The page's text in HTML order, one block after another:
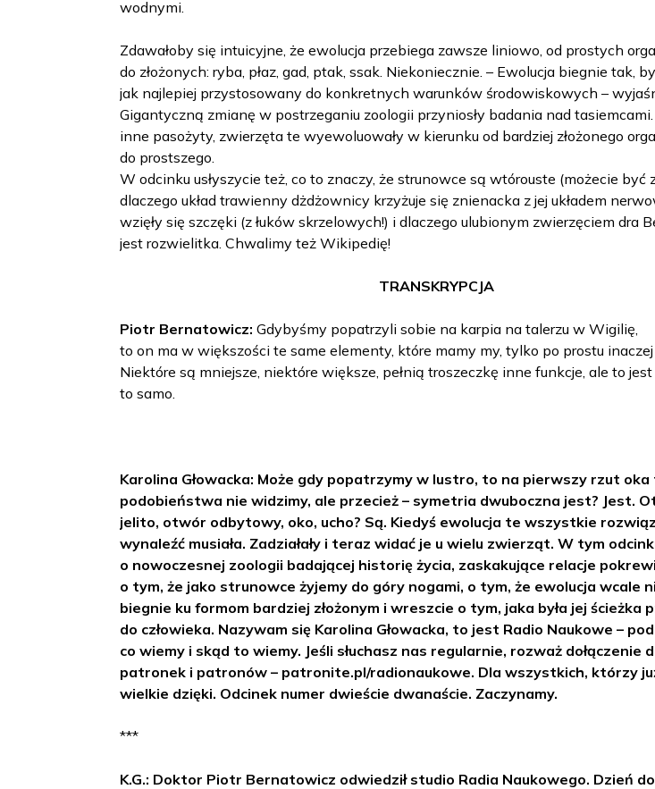
wodnymi.
Zdawałoby się intuicyjne, że ewolucja przebiega zawsze liniowo, od prostych
do złożonych: ryba, płaz, gad, ptak, ssak. Niekoniecznie. – Ewolucja biegnie tak,
jak najlepiej przystosowany do konkretnych warunków środowiskowych –
Gigantyczną zmianę w postrzeganiu zoologii przyniosły badania nad
inne pasożyty, zwierzęta te wyewoluowały w kierunku od bardziej złożonego
do prostszego.
W odcinku usłyszycie też, co to znaczy, że strunowce są wtórouste (możecie być
dlaczego układ trawienny dżdżownicy krzyżuje się znienacka z jej układem
wzięły się szczęki (z łuków skrzelowych!) i dlaczego ulubionym zwierzęciem dra
jest rozwielitka. Chwalimy też Wikipedię!
TRANSKRYPCJA
Piotr Bernatowicz: Gdybyśmy popatrzyli sobie na karpia na talerzu w Wigilię,
to on ma w większości te same elementy, które mamy my, tylko po prostu inaczej
Niektóre są mniejsze, niektóre większe, pełnią troszeczkę inne funkcje, ale to
to samo.
Karolina Głowacka: Może gdy popatrzymy w lustro, to na pierwszy rzut oka
podobieństwa nie widzimy, ale przecież – symetria dwuboczna jest? Jest.
jelito, otwór odbytowy, oko, ucho? Są. Kiedyś ewolucja te wszystkie
wynaleźć musiała. Zadziałały i teraz widać je u wielu zwierząt. W tym
o nowoczesnej zoologii badającej historię życia, zaskakujące relacje
o tym, że jako strunowce żyjemy do góry nogami, o tym, że ewolucja wcale
biegnie ku formom bardziej złożonym i wreszcie o tym, jaka była jej ścieżka
do człowieka. Nazywam się Karolina Głowacka, to jest Radio Naukowe –
co wiemy i skąd to wiemy. Jeśli słuchasz nas regularnie, rozważ dołączenie
patronek i patronów – patronite.pl/radionaukowe. Dla wszystkich, którzy
wielkie dzięki. Odcinek numer dwieście dwanaście. Zaczynamy.
***
K.G.: Doktor Piotr Bernatowicz odwiedził studio Radia Naukowego. Dzień